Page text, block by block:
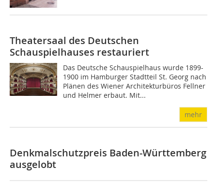
Theatersaal des Deutschen
Schauspielhauses restauriert
Das Deutsche Schauspielhaus wurde 1899-
1900 im Hamburger Stadtteil St. Georg nach
Plänen des Wiener Architekturbüros Fellner
und Helmer erbaut. Mit...
mehr
Denkmalschutzpreis Baden-Württemberg
ausgelobt